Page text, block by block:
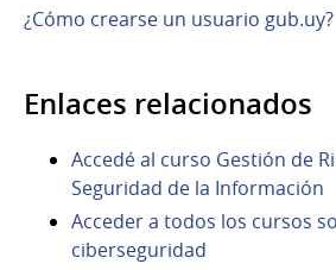
¿Cómo crearse un usuario gub.uy?
Enlaces relacionados
Accedé al curso Gestión de
Seguridad de la Información
Acceder a todos los cursos
ciberseguridad